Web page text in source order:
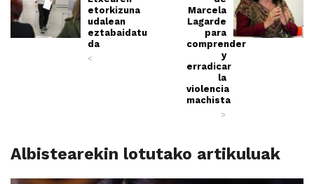
etorkizuna
udalean
eztabaidatu
da
<
Marcela
Lagarde
para
comprender
y
erradicar
la
violencia
machista
>
Albistearekin lotutako artikuluak